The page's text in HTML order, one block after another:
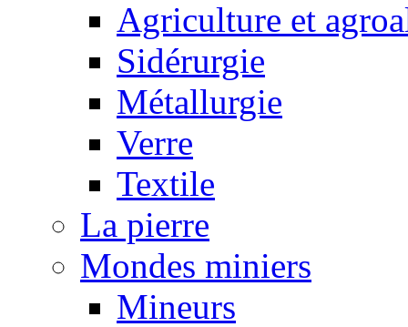
Agriculture et
Sidérurgie
Métallurgie
Verre
Textile
La pierre
Mondes miniers
Mineurs